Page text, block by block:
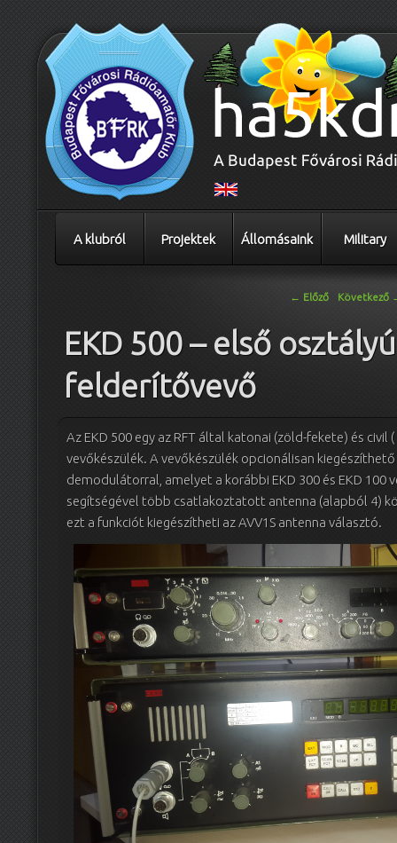
A klubról Projektek Állomásaink Military
← Előző Következő
EKD 500 – első osztályú
felderítővevő
Az EKD 500 egy az RFT által katonai (zöld-fekete) és
vevőkészülék. A vevőkészülék opcionálisan
demodulátorral, amelyet a korábbi EKD 300 és EKD 100
segítségével több csatlakoztatott antenna (alapból 4)
ezt a funkciót kiegészítheti az AVV1S antenna választó.